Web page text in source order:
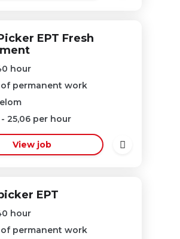
EPT Fresh
hour
permanent work
- 25,06 per hour
View job
EPT
hour
permanent work